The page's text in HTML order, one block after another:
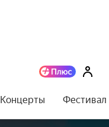
Концерты